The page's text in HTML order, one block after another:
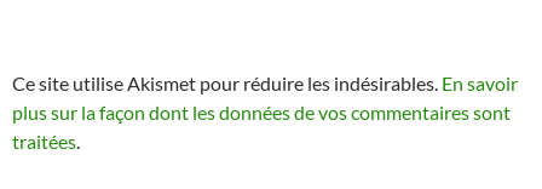
Ce site utilise Akismet pour réduire les indésirables. En savoir
plus sur la façon dont les données de vos commentaires sont
traitées